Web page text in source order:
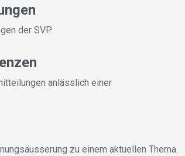
der SVP.
anlässlich einer
zu einem aktuellen Thema.